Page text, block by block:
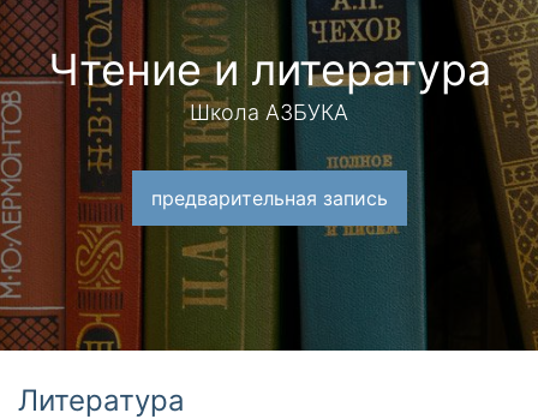
Чтение и литература
Школа АЗБУКА
предварительная запись
Литература